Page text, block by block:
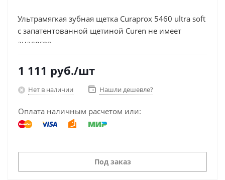
Ультрамягкая зубная щетка Curaprox 5460 ultra soft
с запатентованной щетиной Curen не имеет
аналогов...
1 111 руб./шт
Нет в наличии Нашли дешевле?
Оплата наличным расчетом или:
Под заказ